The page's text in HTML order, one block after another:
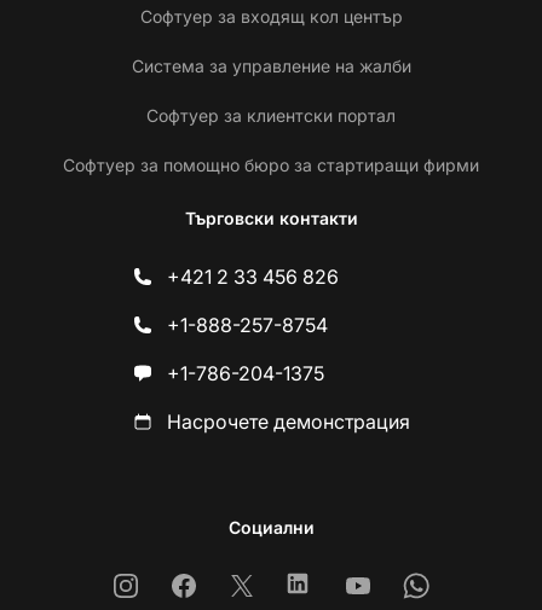
Софтуер за входящ кол център
Система за управление на жалби
Софтуер за клиентски портал
Софтуер за помощно бюро за стартиращи фирми
Търговски контакти
+421 2 33 456 826
+1-888-257-8754
+1-786-204-1375
Насрочете демонстрация
Социални
InstagramFacebook
X LinkedinYoutubeWhatsapp